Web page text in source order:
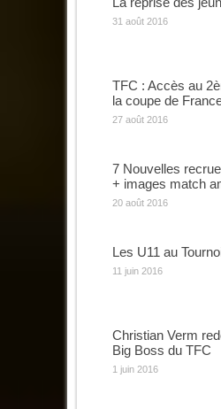
31 août 2016
TFC : Accès au
la coupe de
27 août 2016
7 Nouvelles
+ images match
20 août 2016
Les U11 au
11 juin 2016
Christian Verm
Big Boss du TFC
1 juin 2016